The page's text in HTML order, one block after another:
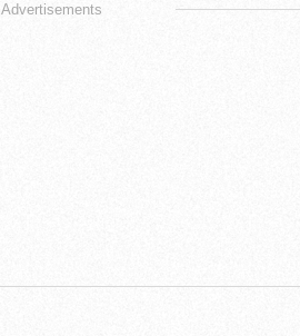
Advertisements